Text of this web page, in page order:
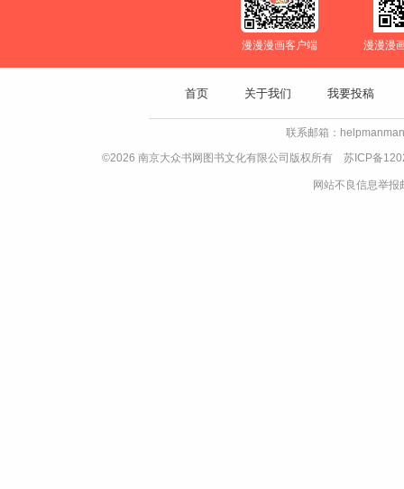
漫漫漫画客户端 漫漫漫
首页 关于我们 我要投稿
联系邮箱：
©2026 南京大众书网图书文化有限公司版权所有 苏ICP备
网站不良信息举